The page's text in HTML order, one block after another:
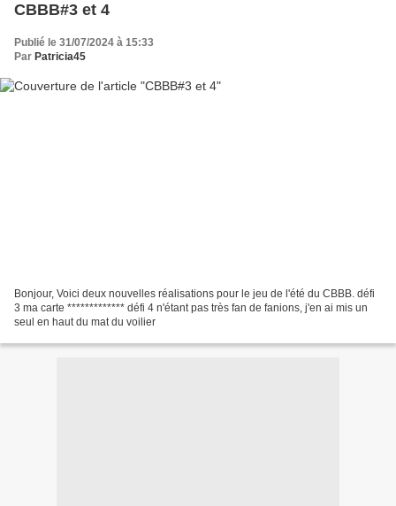
CBBB#3 et 4
Publié le 31/07/2024 à 15:33
Par Patricia45
Bonjour, Voici deux nouvelles réalisations pour le jeu de l'été du CBBB. défi
3 ma carte ************* défi 4 n'étant pas très fan de fanions, j'en ai mis un
seul en haut du mat du voilier